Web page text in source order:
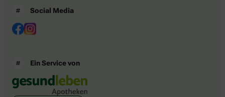
Social Media
Ein Service von